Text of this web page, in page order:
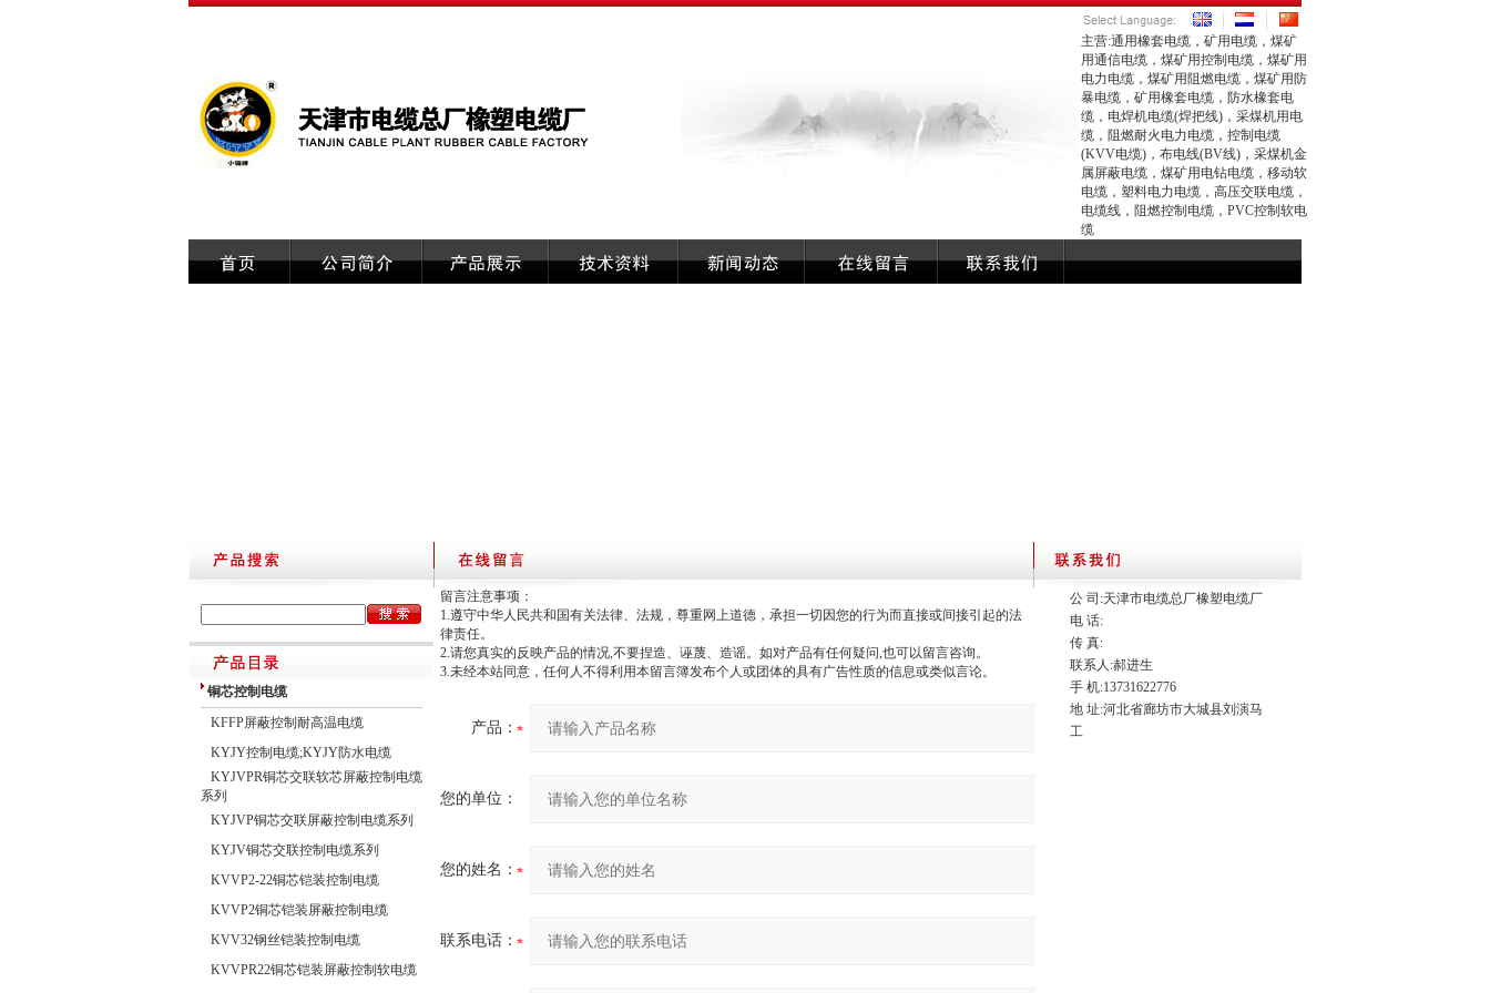
主营:通用橡套电缆，矿用电缆，煤矿
用通信电缆，煤矿用控制电缆，煤矿用
电力电缆，煤矿用阻燃电缆，煤矿用防
暴电缆，矿用橡套电缆，防水橡套电
缆，电焊机电缆(焊把线)，采煤机用电
缆，阻燃耐火电力电缆，控制电缆
(KVV电缆)，布电线(BV线)，采煤机金
属屏蔽电缆，煤矿用电钻电缆，移动软
电缆，塑料电力电缆，高压交联电缆，
电缆线，阻燃控制电缆，PVC控制软电
缆
铜芯控制电缆
KFFP屏蔽控制耐高温电缆
KYJY控制电缆;KYJY防水电缆
KYJVPR铜芯交联软芯屏蔽控制电缆
系列
KYJVP铜芯交联屏蔽控制电缆系列
KYJV铜芯交联控制电缆系列
KVVP2-22铜芯铠装控制电缆
KVVP2铜芯铠装屏蔽控制电缆
KVV32钢丝铠装控制电缆
KVVPR22铜芯铠装屏蔽控制软电缆
留言注意事项：
1.遵守中华人民共和国有关法律、法规，尊重网上道德，承担一切因您的行为而直接或间接引起的法
律责任。
2.请您真实的反映产品的情况,不要捏造、诬蔑、造谣。如对产品有任何疑问,也可以留言咨询。
3.未经本站同意，任何人不得利用本留言簿发布个人或团体的具有广告性质的信息或类似言论。
产品：
您的单位：
您的姓名：
联系电话：
公 司:天津市电缆总厂橡塑电缆厂
电 话:
传 真:
联系人:郝进生
手 机:13731622776
地 址:河北省廊坊市大城县刘演马
工